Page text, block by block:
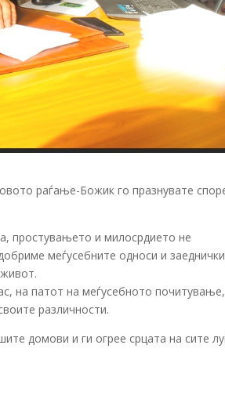
раѓање-Божик го празнувате
простувањето и милосрдието не
меѓусебните односи и
на патот на меѓусебното почитување,
различности.
домови и ги огрее срцата на сите